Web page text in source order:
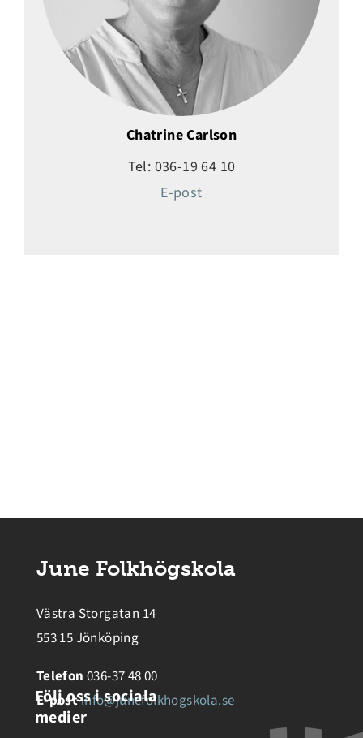
Chatrine Carlson
Tel: 036-19 64 10
E-post
June Folkhögskola
Västra Storgatan 14
553 15 Jönköping
Telefon036-37 48 00
E-postinfo@junefolkhogskola.se
Följ oss i sociala
medier